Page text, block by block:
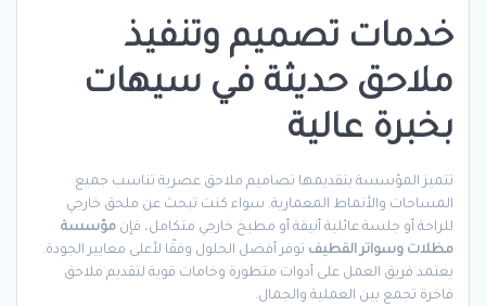
خدمات تصميم وتنفيذ
ملاحق حديثة في سيهات
بخبرة عالية
تتميز المؤسسة بتقديمها تصاميم ملاحق عصرية تناسب جميع
المساحات والأنماط المعمارية. سواء كنت تبحث عن ملحق خارجي
للراحة أو جلسة عائلية أنيقة أو مطبخ خارجي متكامل، فإن مؤسسة
مظلات وسواتر القطيف توفر أفضل الحلول وفقًا لأعلى معايير الجودة.
يعتمد فريق العمل على أدوات متطورة وخامات قوية لتقديم ملاحق
فاخرة تجمع بين العملية والجمال.